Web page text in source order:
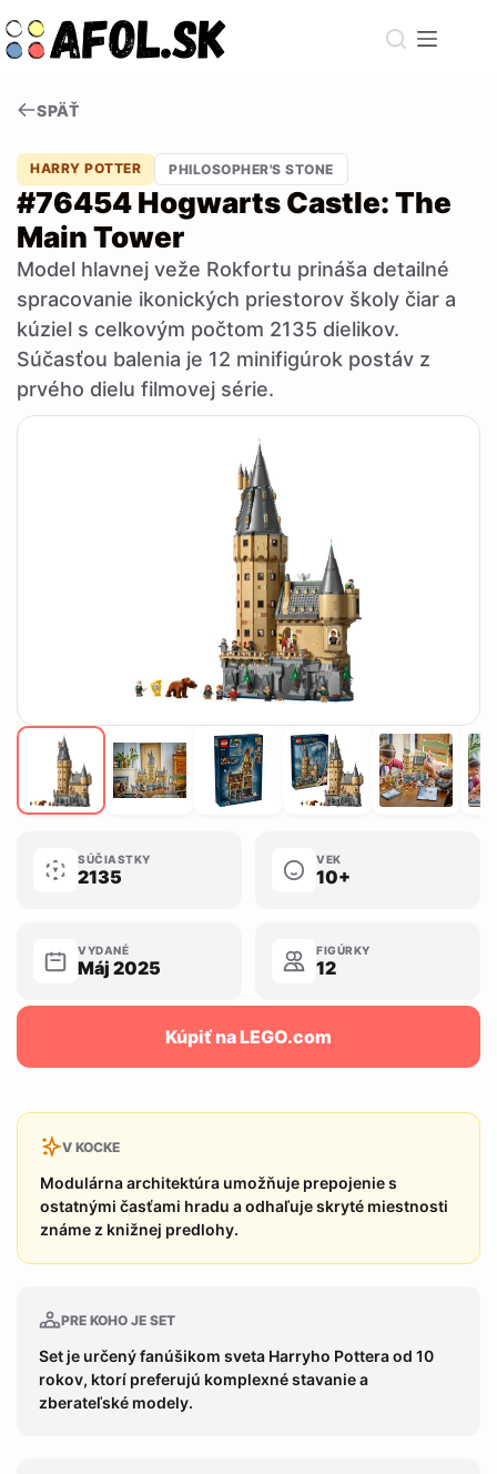
to
content
SPÄŤ
HARRY POTTER PHILOSOPHER'S STONE
#76454 Hogwarts Castle: The
Main Tower
Model hlavnej veže Rokfortu prináša detailné
spracovanie ikonických priestorov školy čiar a
kúziel s celkovým počtom 2135 dielikov.
Súčasťou balenia je 12 minifigúrok postáv z
prvého dielu filmovej série.
SÚČIASTKY
2135
VEK
10+
VYDANÉ
Máj 2025
FIGÚRKY
12
Kúpiť na LEGO.com
V KOCKE
Modulárna architektúra umožňuje prepojenie s
ostatnými časťami hradu a odhaľuje skryté miestnosti
známe z knižnej predlohy.
PRE KOHO JE SET
Set je určený fanúšikom sveta Harryho Pottera od 10
rokov, ktorí preferujú komplexné stavanie a
zberateľské modely.